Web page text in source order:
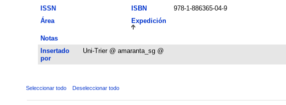
ISSN ISBN 978-1-886365-04-9
Área
Expedición
Notas
Insertado
por
Uni-Trier @ amaranta_sg @
Seleccionar todo Deseleccionar todo